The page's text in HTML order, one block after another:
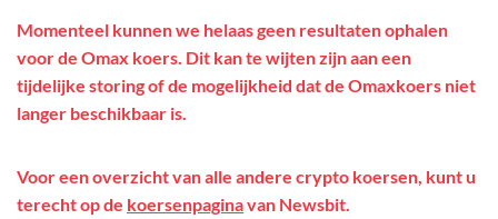
Momenteel kunnen we helaas geen resultaten ophalen
voor de Omax koers. Dit kan te wijten zijn aan een
tijdelijke storing of de mogelijkheid dat de Omaxkoers niet
langer beschikbaar is.
Voor een overzicht van alle andere crypto koersen, kunt u
terecht op de koersenpaginavan Newsbit.